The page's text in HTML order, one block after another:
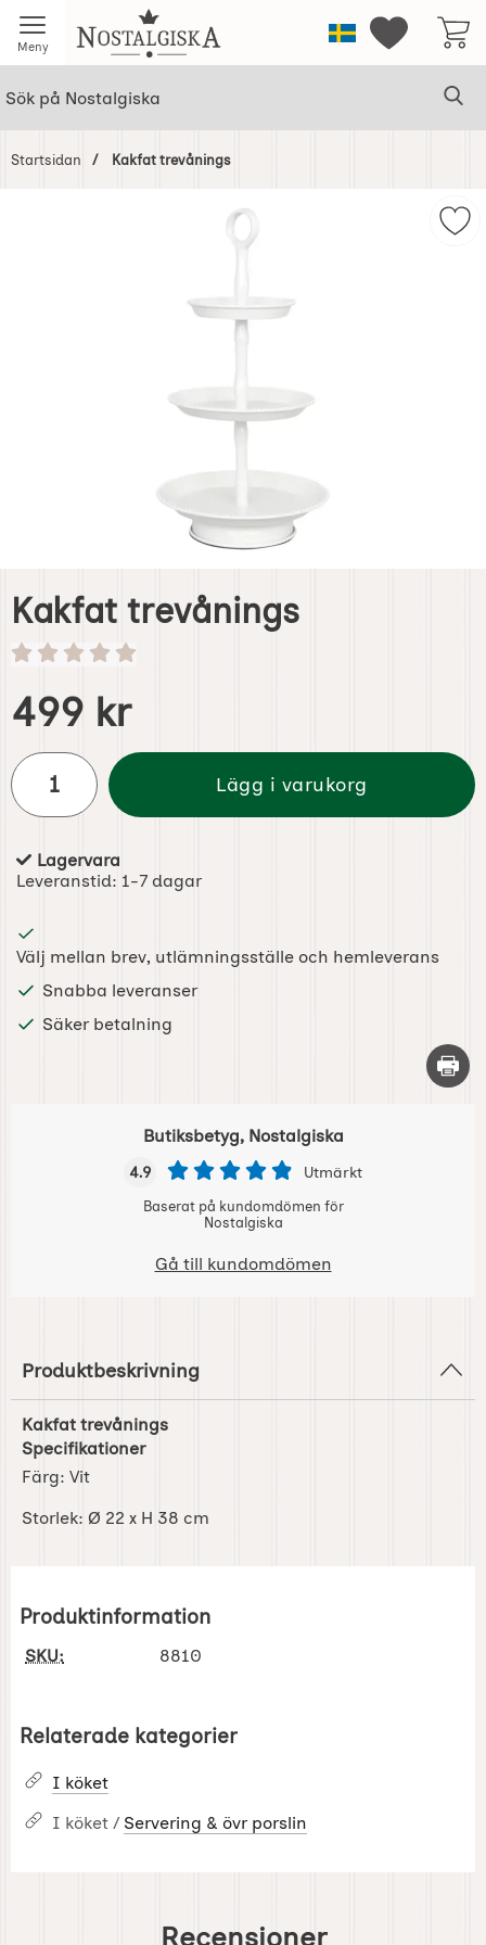
Meny Startsidan för NostalgiskaSverigeMina
Startsidan Kakfat trevånings
Kakfat trevånings
Handla denna produkt Kakfat trevånings
pris
499 kr
antal
Lägg i varukorg
Tillgänglighet:
Lagervara
Leveranstid: 1-7 dagar
Välj mellan brev, utlämningsställe och hemleverans
Snabba leveranser
Säker betalning
Skriv
Butiksbetyg, Nostalgiska
4.9 Utmärkt
Baserat på kundomdömen för
Nostalgiska
Gå till kundomdömen
Produktbeskrivning
Kakfat trevånings
Specifikationer
Färg: Vit
Storlek: Ø 22 x H 38 cm
Produktinformation
SKU: 8810
Relaterade kategorier
I köket
I köket / Servering & övr porslin
Recensioner